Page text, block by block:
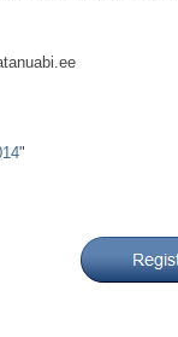
"